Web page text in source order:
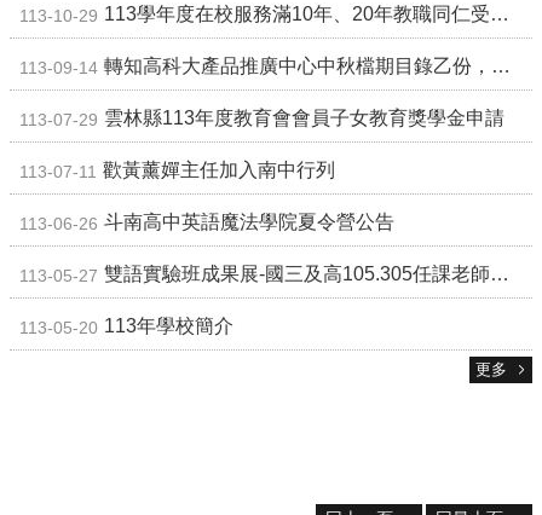
校
務
E
斗
高
粉
頁
課
程
113-10-29 113學年度在校服務滿10年、20年教職同仁受獎名單
113-09-14 轉知高科大產品推廣中心中秋檔期目錄乙份，請有興趣的同仁查閱。
113-07-29 雲林縣113年度教育會會員子女教育獎學金申請
113-07-11 歡黃薰嬋主任加入南中行列
113-06-26 斗南高中英語魔法學院夏令營公告
113-05-27 雙語實驗班成果展-國三及高105.305任課老師請進
113-05-20 113年學校簡介
更多